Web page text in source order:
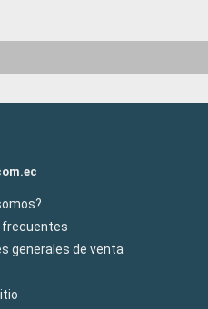
frecuentes
generales de venta